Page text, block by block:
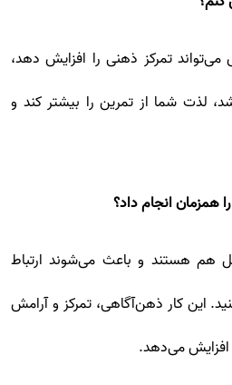
تمرکز ذهنی را افزایش دهد،
لذت شما از تمرین را بیشتر کند و
همزمان انجام داد؟
هم هستند و باعث می‌شوند ارتباط
این کار ذهن‌آگاهی، تمرکز و آرامش
افزایش می‌دهد.